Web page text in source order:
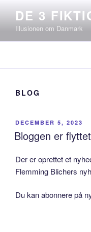
content
DE 3
Illusionen om Danmark
BLOG
POSTED
ON
DECEMBER 5, 2023
Bloggen er
Der er oprettet et
Flemming Blichers
Du kan abonnere på